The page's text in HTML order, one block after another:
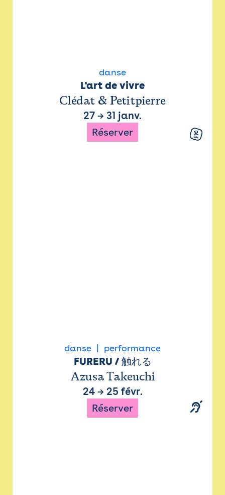
danse
L'art de vivre
Clédat & Petitpierre
27 → 31 janv.
Réserver
danse performance
FURERU / 触れる
Azusa Takeuchi
24→ 25 févr.
Réserver